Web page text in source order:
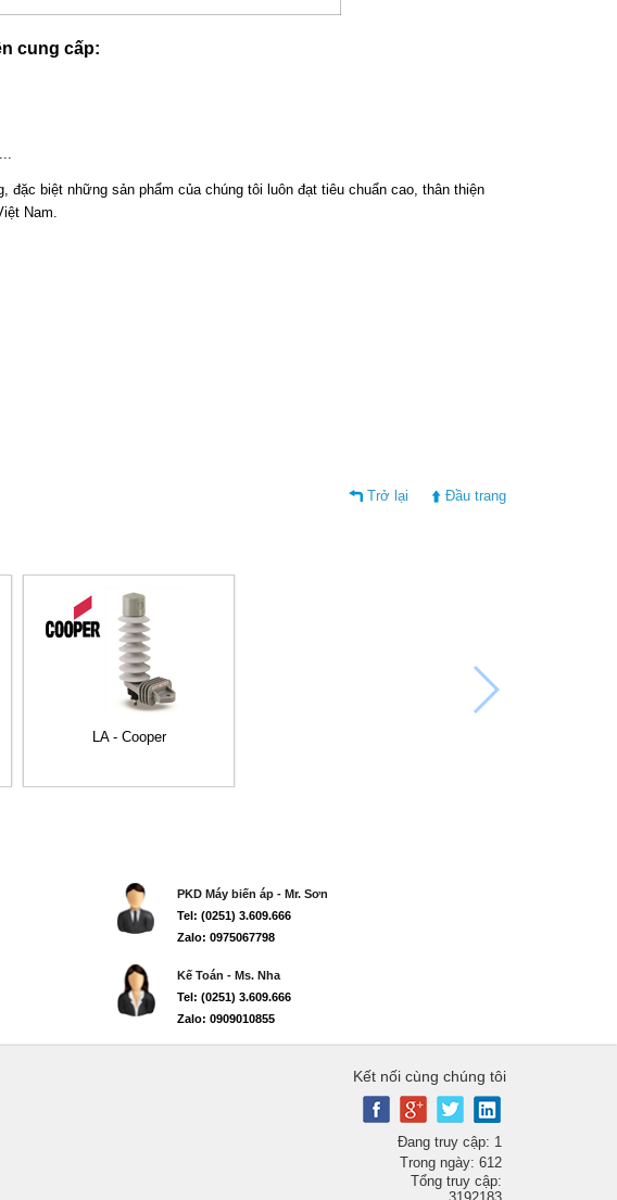
cung cấp:
biệt những sản phẩm của chúng tôi luôn đạt tiêu chuẩn cao, thân thiện
Nam.
Trở lại Đầu trang
LA - Cooper
PKD Máy biến áp - Mr. Sơn
Tel: (0251) 3.609.666
Zalo: 0975067798
Kế Toán - Ms. Nha
Tel: (0251) 3.609.666
Zalo: 0909010855
Kết nối cùng chúng tôi
Đang truy cập: 1
Trong ngày: 612
Tổng truy cập: